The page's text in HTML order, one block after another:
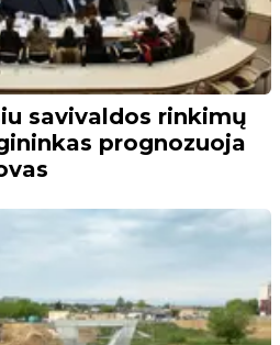
savivaldos rinkimų
prognozuoja